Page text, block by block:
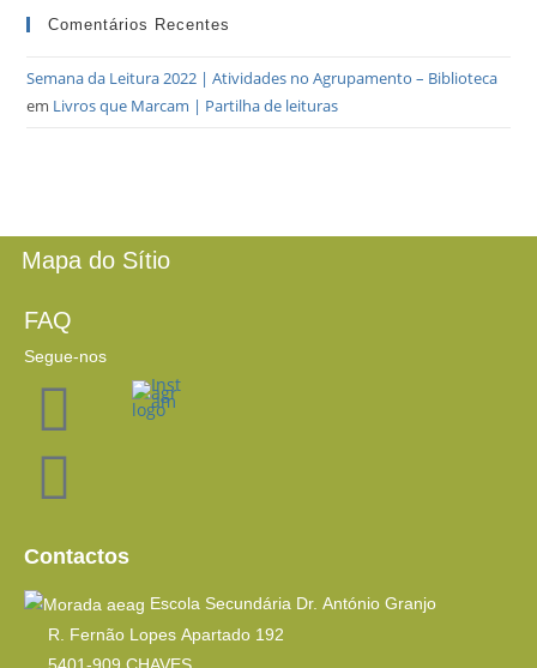
Comentários Recentes
Semana da Leitura 2022 | Atividades no Agrupamento – Biblioteca
em Livros que Marcam | Partilha de leituras
Mapa do Sítio
FAQ
Segue-nos
Contactos
Escola Secundária Dr. António Granjo
R. Fernão Lopes Apartado 192